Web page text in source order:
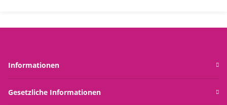
Informationen
Gesetzliche Informationen